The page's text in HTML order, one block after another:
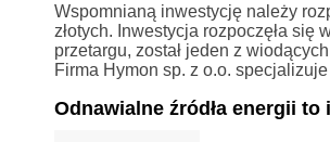
Wspomnianą inwestycję należy
złotych. Inwestycja rozpoczęła się
przetargu, został jeden z
Firma Hymon sp. z o.o.
Odnawialne źródła energii to